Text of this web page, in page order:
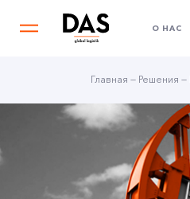
О НАС
Главная — Решения —